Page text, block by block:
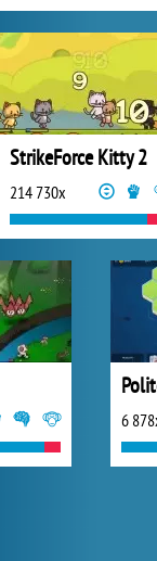
StrikeForce Kitty 2
214 730x
6